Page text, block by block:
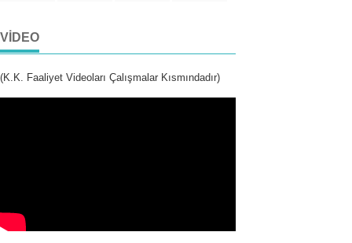
VIDEO
(K.K. Faaliyet Videoları Çalışmalar Kısmındadır)